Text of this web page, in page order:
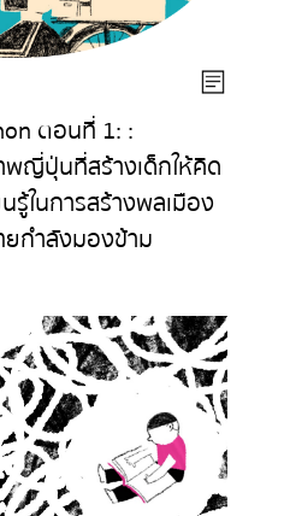
ตอนที่ 1: :
ญี่ปุ่นที่สร้างเด็กให้คิด
รู้ในการสร้างพลเมือง
กำลังมองข้าม